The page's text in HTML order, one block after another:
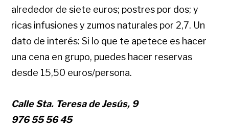
alrededor de siete euros; postres por dos; y
ricas infusiones y zumos naturales por 2,7. Un
dato de interés: Si lo que te apetece es hacer
una cena en grupo, puedes hacer reservas
desde 15,50 euros/persona.
Calle Sta. Teresa de Jesús, 9
976 55 56 45